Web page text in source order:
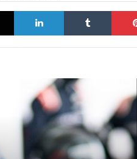
X Linkedin Tumblr